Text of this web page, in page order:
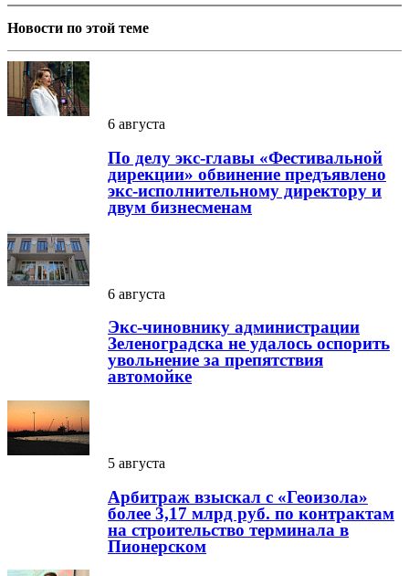
Новости по этой теме
6 августа
По делу экс-главы «Фестивальной
дирекции» обвинение предъявлено
экс-исполнительному директору и
двум бизнесменам
6 августа
Экс-чиновнику администрации
Зеленоградска не удалось оспорить
увольнение за препятствия
автомойке
5 августа
Арбитраж взыскал с «Геоизола»
более 3,17 млрд руб. по контрактам
на строительство терминала в
Пионерском